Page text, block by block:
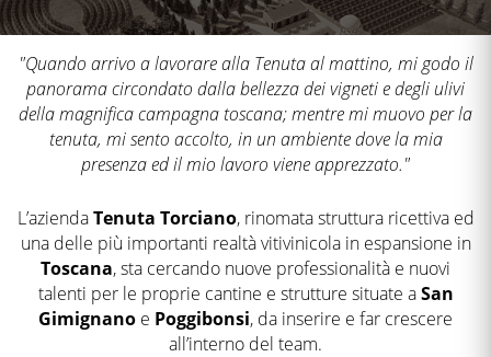
"Quando arrivo a lavorare alla Tenuta al mattino, mi godo il
panorama circondato dalla bellezza dei vigneti e degli ulivi
della magnifica campagna toscana; mentre mi muovo per la
tenuta, mi sento accolto, in un ambiente dove la mia
presenza ed il mio lavoro viene apprezzato."
L’aziendaTenuta Torciano, rinomata struttura ricettiva ed
una delle più importanti realtà vitivinicola in espansione in
Toscana, sta cercando nuove professionalità e nuovi
talenti per le proprie cantine e strutture situate aSan
Gimignano e Poggibonsi, da inserire e far crescere
all’interno del team.